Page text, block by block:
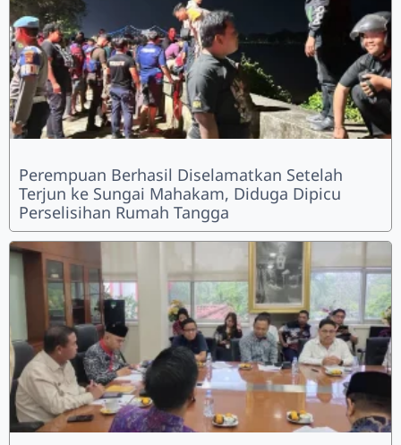
Perempuan Berhasil Diselamatkan Setelah
Terjun ke Sungai Mahakam, Diduga Dipicu
Perselisihan Rumah Tangga